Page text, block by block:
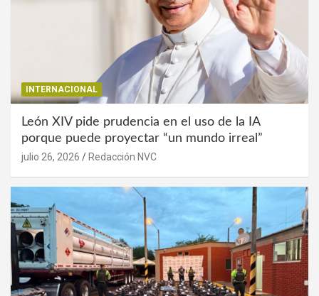
INTERNACIONAL
León XIV pide prudencia en el uso de la IA
porque puede proyectar “un mundo irreal”
julio 26, 2026 Redacción NVC